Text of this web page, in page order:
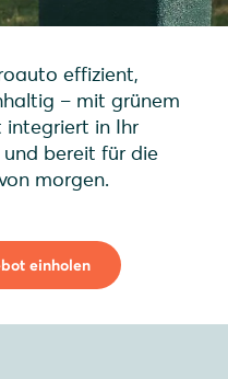
effizient,
– mit grünem
integriert in Ihr
bereit für die
morgen.
einholen